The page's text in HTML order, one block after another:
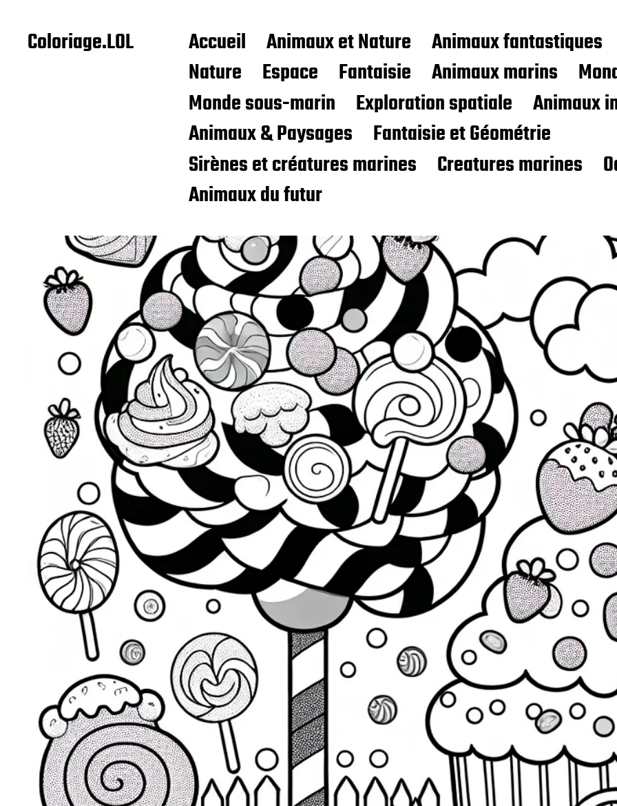
Coloriage.LOL Accueil Animaux et Nature Animaux fantastiques
Nature
Espace Fantaisie Animaux marins
Monde sous-marin
Exploration spatiale
Animaux
Animaux & Paysages
Fantaisie et Géométrie
Sirènes et créatures marines
Creatures marines
Animaux du futur